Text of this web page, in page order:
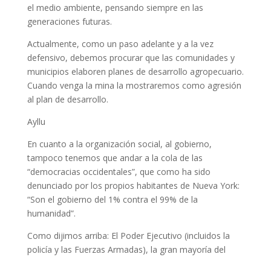
el medio ambiente, pensando siempre en las
generaciones futuras.
Actualmente, como un paso adelante y a la vez
defensivo, debemos procurar que las comunidades y
municipios elaboren planes de desarrollo agropecuario.
Cuando venga la mina la mostraremos como agresión
al plan de desarrollo.
Ayllu
En cuanto a la organización social, al gobierno,
tampoco tenemos que andar a la cola de las
“democracias occidentales”, que como ha sido
denunciado por los propios habitantes de Nueva York:
“Son el gobierno del 1% contra el 99% de la
humanidad”.
Como dijimos arriba: El Poder Ejecutivo (incluidos la
policía y las Fuerzas Armadas), la gran mayoría del